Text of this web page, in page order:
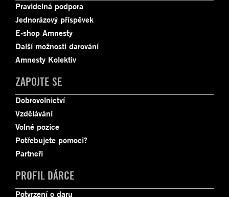
Pravidelná podpora
Jednorázový příspěvek
E-shop Amnesty
Další možnosti darování
Amnesty Kolektiv
ZAPOJTE SE
Dobrovolnictví
Vzdělávání
Volné pozice
Potřebujete pomoci?
Partneři
PROFIL DÁRCE
Potvrzení o daru